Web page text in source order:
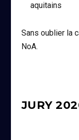
aquitains
Sans oublier la
NoA.
JURY